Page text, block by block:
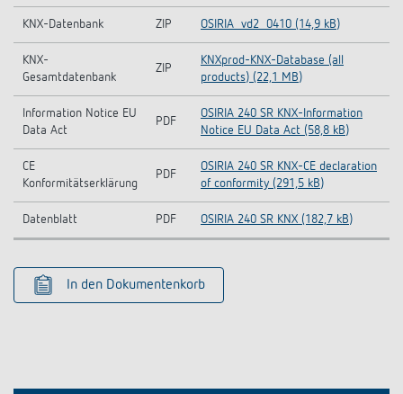
KNX-Datenbank ZIP OSIRIA_vd2_0410 (14,9 kB)
KNX-
Gesamtdatenbank
ZIP
KNXprod-KNX-Database (all
products) (22,1 MB)
Information Notice EU
Data Act
PDF
OSIRIA 240 SR KNX-Information
Notice EU Data Act (58,8 kB)
CE
Konformitätserklärung
PDF
OSIRIA 240 SR KNX-CE declaration
of conformity (291,5 kB)
Datenblatt PDF OSIRIA 240 SR KNX (182,7 kB)
In den Dokumentenkorb